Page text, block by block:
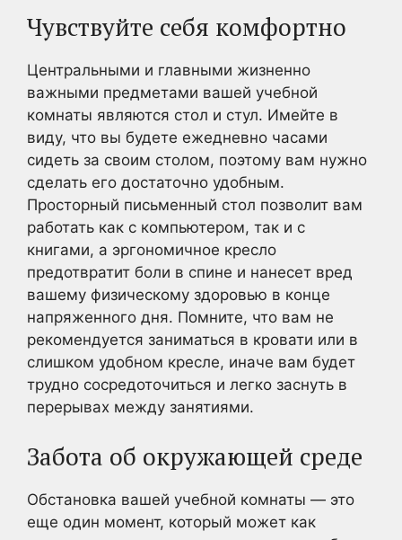
Чувствуйте себя комфортно
Центральными и главными жизненно
важными предметами вашей учебной
комнаты являются стол и стул. Имейте в
виду, что вы будете ежедневно часами
сидеть за своим столом, поэтому вам нужно
сделать его достаточно удобным.
Просторный письменный стол позволит вам
работать как с компьютером, так и с
книгами, а эргономичное кресло
предотвратит боли в спине и нанесет вред
вашему физическому здоровью в конце
напряженного дня. Помните, что вам не
рекомендуется заниматься в кровати или в
слишком удобном кресле, иначе вам будет
трудно сосредоточиться и легко заснуть в
перерывах между занятиями.
Забота об окружающей среде
Обстановка вашей учебной комнаты — это
еще один момент, который может как